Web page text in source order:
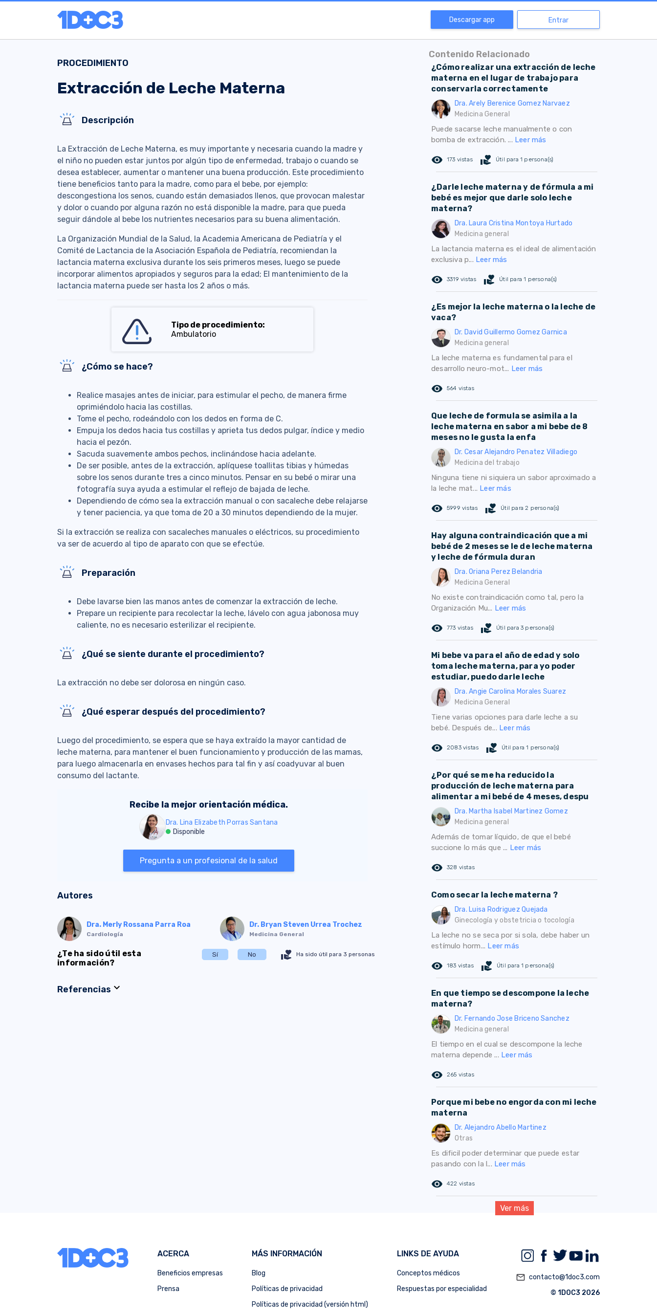
Descargar app Entrar
PROCEDIMIENTO
Extracción de Leche Materna
Descripción
La Extracción de Leche Materna, es muy importante y necesaria cuando la madre y
el niño no pueden estar juntos por algún tipo de enfermedad, trabajo o cuando se
desea establecer, aumentar o mantener una buena producción. Este procedimiento
tiene beneficios tanto para la madre, como para el bebe, por ejemplo:
descongestiona los senos, cuando están demasiados llenos, que provocan malestar
y dolor o cuando por alguna razón no está disponible la madre, para que pueda
seguir dándole al bebe los nutrientes necesarios para su buena alimentación.
La Organización Mundial de la Salud, la Academia Americana de Pediatría y el
Comité de Lactancia de la Asociación Española de Pediatría, recomiendan la
lactancia materna exclusiva durante los seis primeros meses, luego se puede
incorporar alimentos apropiados y seguros para la edad; El mantenimiento de la
lactancia materna puede ser hasta los 2 años o más.
Tipo de procedimiento:
Ambulatorio
¿Cómo se hace?
Realice masajes antes de iniciar, para estimular el pecho, de manera firme
oprimiéndolo hacia las costillas.
Tome el pecho, rodeándolo con los dedos en forma de C.
Empuja los dedos hacia tus costillas y aprieta tus dedos pulgar, índice y medio
hacia el pezón.
Sacuda suavemente ambos pechos, inclinándose hacia adelante.
De ser posible, antes de la extracción, aplíquese toallitas tibias y húmedas
sobre los senos durante tres a cinco minutos. Pensar en su bebé o mirar una
fotografía suya ayuda a estimular el reflejo de bajada de leche.
Dependiendo de cómo sea la extracción manual o con sacaleche debe relajarse
y tener paciencia, ya que toma de 20 a 30 minutos dependiendo de la mujer.
Si la extracción se realiza con sacaleches manuales o eléctricos, su procedimiento
va ser de acuerdo al tipo de aparato con que se efectúe.
Preparación
Debe lavarse bien las manos antes de comenzar la extracción de leche.
Prepare un recipiente para recolectar la leche, lávelo con agua jabonosa muy
caliente, no es necesario esterilizar el recipiente.
¿Qué se siente durante el procedimiento?
La extracción no debe ser dolorosa en ningún caso.
¿Qué esperar después del procedimiento?
Luego del procedimiento, se espera que se haya extraído la mayor cantidad de
leche materna, para mantener el buen funcionamiento y producción de las mamas,
para luego almacenarla en envases hechos para tal fin y así coadyuvar al buen
consumo del lactante.
Recibe la mejor orientación médica.
Dra. Lina Elizabeth Porras Santana
Disponible
Pregunta a un profesional de la salud
Autores
Dra. Merly Rossana Parra Roa
Cardiología
Dr. Bryan Steven Urrea Trochez
Medicina General
¿Te ha sido útil esta
información?
Sí No volunteer_activism Ha sido útil para 3 personas
Referencias expand_more
Contenido Relacionado
¿Cómo realizar una extracción de leche
materna en el lugar de trabajo para
conservarla correctamente
Dra. Arely Berenice Gomez Narvaez
Medicina General
Puede sacarse leche manualmente o con
bomba de extracción. ... Leer más
remove_red_eye 173 vistas volunteer_activism Útil para 1 persona(s)
¿Darle leche materna y de fórmula a mi
bebé es mejor que darle solo leche
materna?
Dra. Laura Cristina Montoya Hurtado
Medicina general
La lactancia materna es el ideal de alimentación
exclusiva p... Leer más
remove_red_eye 3319 vistas volunteer_activism Útil para 1 persona(s)
¿Es mejor la leche materna o la leche de
vaca?
Dr. David Guillermo Gomez Garnica
Medicina general
La leche materna es fundamental para el
desarrollo neuro-mot... Leer más
remove_red_eye 564 vistas
Que leche de formula se asimila a la
leche materna en sabor a mi bebe de 8
meses no le gusta la enfa
Dr. Cesar Alejandro Penatez Villadiego
Medicina del trabajo
Ninguna tiene ni siquiera un sabor aproximado a
la leche mat... Leer más
remove_red_eye 5999 vistas volunteer_activism Útil para 2 persona(s)
Hay alguna contraindicación que a mi
bebé de 2 meses se le de leche materna
y leche de fórmula duran
Dra. Oriana Perez Belandria
Medicina General
No existe contraindicación como tal, pero la
Organización Mu... Leer más
remove_red_eye 773 vistas volunteer_activism Útil para 3 persona(s)
Mi bebe va para el año de edad y solo
toma leche materna, para yo poder
estudiar, puedo darle leche
Dra. Angie Carolina Morales Suarez
Medicina General
Tiene varias opciones para darle leche a su
bebé. Después de... Leer más
remove_red_eye 2083 vistas volunteer_activism Útil para 1 persona(s)
¿Por qué se me ha reducido la
producción de leche materna para
alimentar a mi bebé de 4 meses, despu
Dra. Martha Isabel Martinez Gomez
Medicina general
Además de tomar líquido, de que el bebé
succione lo más que ... Leer más
remove_red_eye 328 vistas
Como secar la leche materna ?
Dra. Luisa Rodriguez Quejada
Ginecología y obstetricia o tocología
La leche no se seca por si sola, debe haber un
estímulo horm... Leer más
remove_red_eye 183 vistas volunteer_activism Útil para 1 persona(s)
En que tiempo se descompone la leche
materna?
Dr. Fernando Jose Briceno Sanchez
Medicina general
El tiempo en el cual se descompone la leche
materna depende ... Leer más
remove_red_eye 265 vistas
Porque mi bebe no engorda con mi leche
materna
Dr. Alejandro Abello Martinez
Otras
Es dificil poder determinar que puede estar
pasando con la l... Leer más
remove_red_eye 422 vistas
Ver más
ACERCA
Beneficios empresas
Prensa
MÁS INFORMACIÓN
Blog
Políticas de privacidad
Políticas de privacidad (versión html)
LINKS DE AYUDA
Conceptos médicos
Respuestas por especialidad
mail_outline contacto@1doc3.com
© 1DOC3 2026